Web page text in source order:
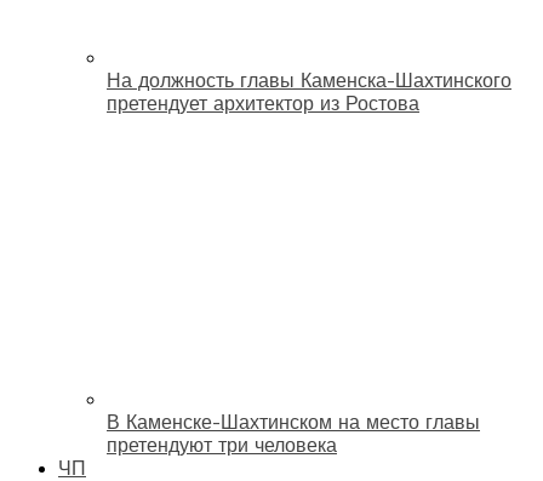
На должность главы Каменска-Шахтинского
претендует архитектор из Ростова
В Каменске-Шахтинском на место главы
претендуют три человека
ЧП